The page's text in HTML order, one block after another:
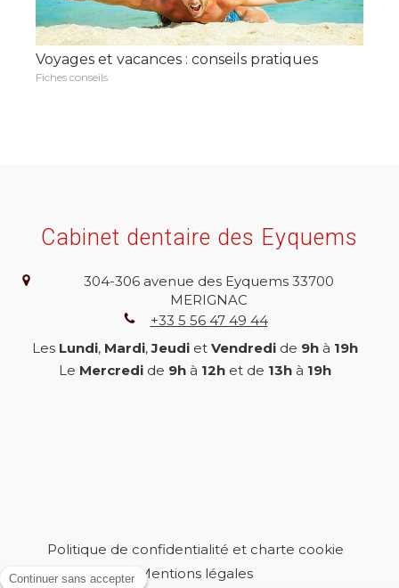
Voyages et vacances : conseils pratiques
Fiches conseils
Cabinet dentaire des Eyquems
304-306 avenue des Eyquems 33700
MERIGNAC
+33 5 56 47 49 44
Les Lundi, Mardi,Jeudi et Vendredi de 9h à 19h
Le Mercredi de 9h à 12h et de 13h à 19h
Politique de confidentialité et charte cookie
Mentions légales